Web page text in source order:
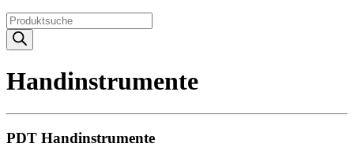
Products
search
Handinstrumente
PDT Handinstrumente